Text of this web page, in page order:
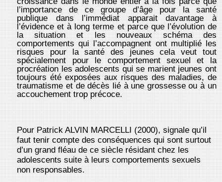
l’importance de ce groupe d’âge pour la santé
publique dans l’immédiat apparait davantage à
l’évidence et à long terme et parce que l’évolution de
la situation et les nouveaux schéma des
comportements qui l’accompagnent ont multiplié les
risques pour la santé des jeunes cela veut tout
spécialement pour le comportement sexuel et la
procréation les adolescents qui se marient jeunes ont
toujours été exposées aux risques des maladies, de
traumatisme et de décès lié à une grossesse ou à un
accouchement trop précoce.
Pour Patrick ALVIN MARCELLI (2000), signale qu’il
faut tenir compte des conséquences qui sont surtout
d’un grand fléau de ce siècle résidant chez les
adolescents suite à leurs comportements sexuels
non responsables.